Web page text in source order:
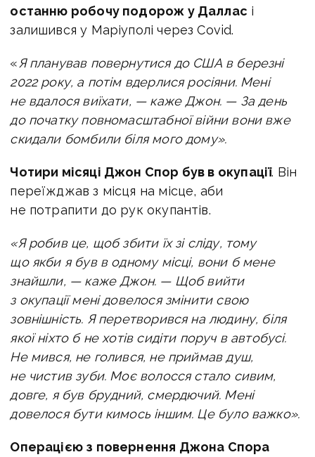
останню робочу подорож у Даллас і
залишився у Маріуполі через Covid.
«Я планував повернутися до США в березні
2022 року, а потім вдерлися росіяни. Мені
не вдалося виїхати, — каже Джон. — За день
до початку повномасштабної війни вони вже
скидали бомбили біля мого дому».
Чотири місяці Джон Спор був в окупації. Він
переїжджав з місця на місце, аби
не потрапити до рук окупантів.
«Я робив це, щоб збити їх зі сліду, тому
що якби я був в одному місці, вони б мене
знайшли, — каже Джон. — Щоб вийти
з окупації мені довелося змінити свою
зовнішність. Я перетворився на людину, біля
якої ніхто б не хотів сидіти поруч в автобусі.
Не мився, не голився, не приймав душ,
не чистив зуби. Моє волосся стало сивим,
довге, я був брудний, смердючий. Мені
довелося бути кимось іншим. Це було важко».
Операцією з повернення Джона Спора